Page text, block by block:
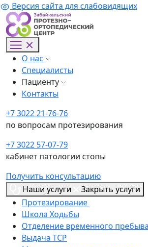
Версия сайта для слабовидящих
О нас
Специалисты
Пациенту
Контакты
+7 3022 21-76-76
по вопросам протезирования
+7 3022 57-07-79
кабинет патологии стопы
Получить консультацию
Наши услуги
Закрыть услуги
Протезирование
Школа Ходьбы
Отделение временного
Выдача ТСР